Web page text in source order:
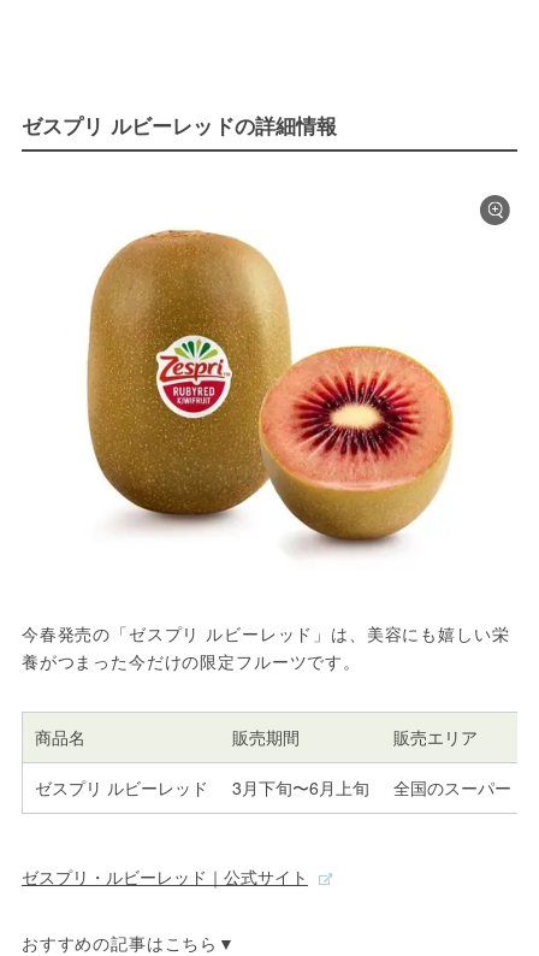
ゼスプリ ルビーレッドの詳細情報
今春発売の「ゼスプリ ルビーレッド」は、美容にも嬉しい栄
養がつまった今だけの限定フルーツです。
商品名 販売期間 販売エリア
ゼスプリ ルビーレッド 3月下旬〜6月上旬 全国のスーパー・
ゼスプリ・ルビーレッド｜公式サイト
おすすめの記事はこちら▼